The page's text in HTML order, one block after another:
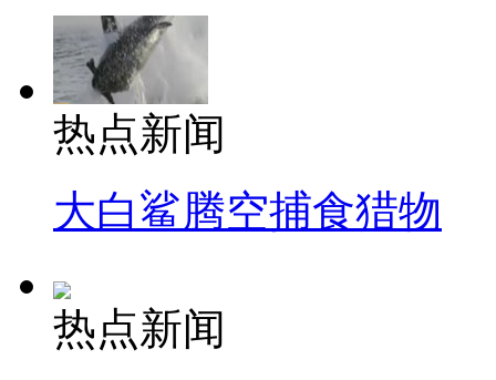
热点新闻
大白鲨腾空捕食猎物
热点新闻